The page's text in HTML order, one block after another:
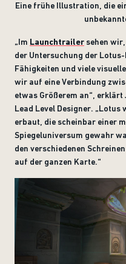
Eine frühe Illustration, die
„Im Launchtrailer sehen
der Untersuchung der
Fähigkeiten und viele
wir auf eine Verbindung
etwas Größerem an“, erklärt
Lead Level Designer.
erbaut, die scheinbar einer
Spiegeluniversum gewahr
den verschiedenen
auf der ganzen Karte.“